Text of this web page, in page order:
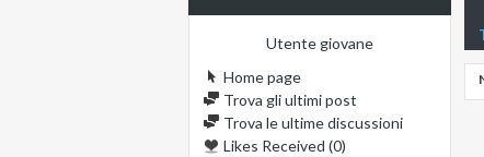
Utente giovane
Home page
Trova gli ultimi post
Trova le ultime discussioni
Likes Received (0)